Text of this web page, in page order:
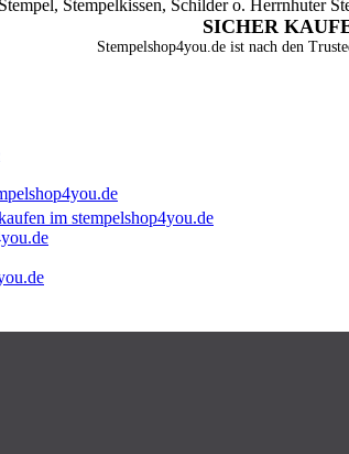
SICHER
Stempelshop4you.de ist nach den